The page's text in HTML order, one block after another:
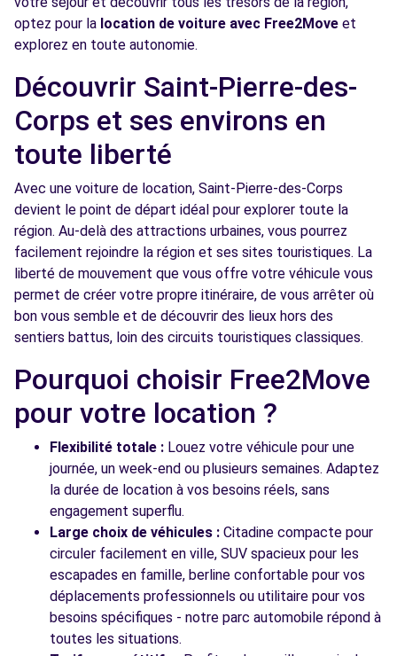
Free2Move Rent - HEMERY AUTOMOBILE -
12 RUE PIERRE MAITRE
Voir l'agence
Free2Move Rent - AUTOMOBILES THIERRY
MERIGOT - FONDETTES (C)
8.0
4 RUE DES JONCHERIES
FONDETTES, 37230
Voir l'agence
LUYNES (C)
km
ZI LE CHAPELET
LUYNES, 37230
Voir l'agence
optez pour la location de voiture avec Free2Move et
explorez en toute autonomie.
Découvrir Saint-Pierre-des-
Corps et ses environs en
toute liberté
Avec une voiture de location, Saint-Pierre-des-Corps
devient le point de départ idéal pour explorer toute la
région. Au-delà des attractions urbaines, vous pourrez
facilement rejoindre la région et ses sites touristiques. La
liberté de mouvement que vous offre votre véhicule vous
permet de créer votre propre itinéraire, de vous arrêter où
bon vous semble et de découvrir des lieux hors des
sentiers battus, loin des circuits touristiques classiques.
Pourquoi choisir Free2Move
pour votre location ?
Flexibilité totale : Louez votre véhicule pour une
journée, un week-end ou plusieurs semaines. Adaptez
la durée de location à vos besoins réels, sans
engagement superflu.
Large choix de véhicules : Citadine compacte pour
circuler facilement en ville, SUV spacieux pour les
escapades en famille, berline confortable pour vos
déplacements professionnels ou utilitaire pour vos
besoins spécifiques - notre parc automobile répond à
toutes les situations.